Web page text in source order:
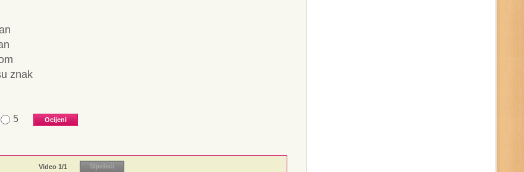
znak
5
Video 1/1